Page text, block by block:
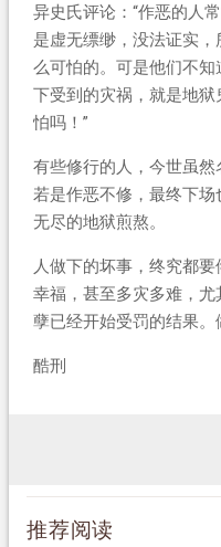
异史氏评论：“作恶的人
是虚无缥缈，没法证实
么可怕的。可是他们不知
下受到的灾祸，就是地
怕吗！”
有些修行的人，今世虽然
若是作恶不修，最终下
无尽的地狱煎熬。
人做下的坏事，终究都
幸福，甚至多灾多难，
孽已经开始受罚的结果。
酷刑
推荐阅读